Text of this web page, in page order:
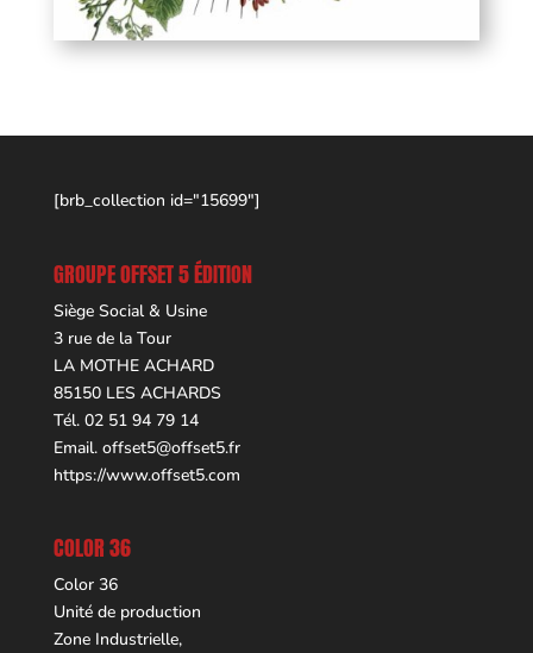
[brb_collection id="15699"]
GROUPE OFFSET 5 ÉDITION
Siège Social & Usine
3 rue de la Tour
LA MOTHE ACHARD
85150 LES ACHARDS
Tél. 02 51 94 79 14
Email. offset5@offset5.fr
https://www.offset5.com
COLOR 36
Color 36
Unité de production
Zone Industrielle,